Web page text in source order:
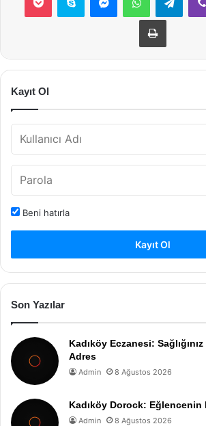
Yazdır
Kayıt Ol
Beni hatırla
Kayıt Ol
Son Yazılar
Kadıköy Eczanesi:
Adres
Admin 8 Ağustos 2026
Kadıköy Dorock: Eğlencenin
Admin 8 Ağustos 2026